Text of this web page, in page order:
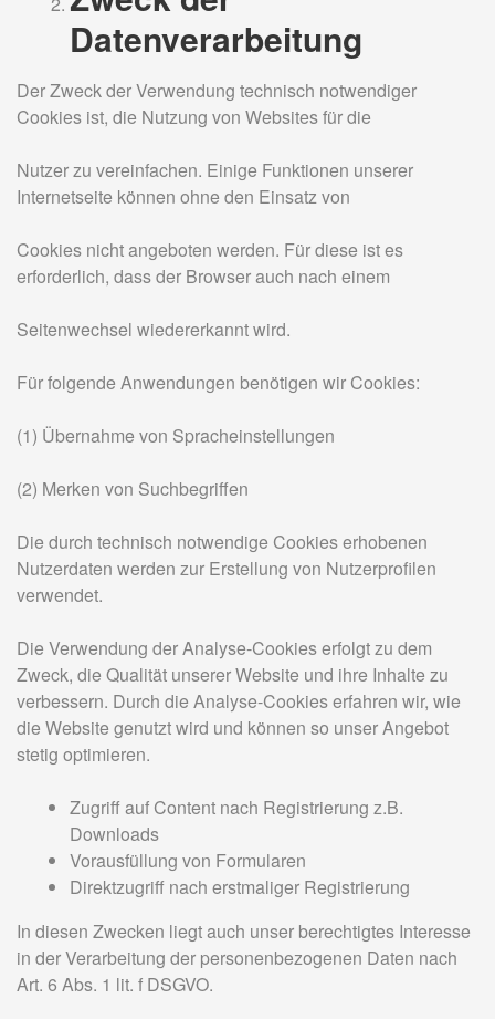
Datenverarbeitung
Der Zweck der Verwendung technisch notwendiger
Cookies ist, die Nutzung von Websites für die
Nutzer zu vereinfachen. Einige Funktionen unserer
Internetseite können ohne den Einsatz von
Cookies nicht angeboten werden. Für diese ist es
erforderlich, dass der Browser auch nach einem
Seitenwechsel wiedererkannt wird.
Für folgende Anwendungen benötigen wir Cookies:
(1) Übernahme von Spracheinstellungen
(2) Merken von Suchbegriffen
Die durch technisch notwendige Cookies erhobenen
Nutzerdaten werden zur Erstellung von Nutzerprofilen
verwendet.
Die Verwendung der Analyse-Cookies erfolgt zu dem
Zweck, die Qualität unserer Website und ihre Inhalte zu
verbessern. Durch die Analyse-Cookies erfahren wir, wie
die Website genutzt wird und können so unser Angebot
stetig optimieren.
Zugriff auf Content nach Registrierung z.B.
Downloads
Vorausfüllung von Formularen
Direktzugriff nach erstmaliger Registrierung
In diesen Zwecken liegt auch unser berechtigtes Interesse
in der Verarbeitung der personenbezogenen Daten nach
Art. 6 Abs. 1 lit. f DSGVO.